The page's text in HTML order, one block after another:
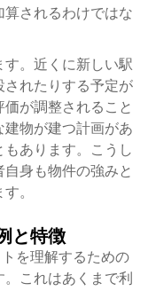
算されるわけではな
。近くに新しい駅
されたりする予定が
が調整されること
建物が建つ計画があ
あります。こうし
身も物件の強みと
。
と特徴
を理解するための
これはあくまで利